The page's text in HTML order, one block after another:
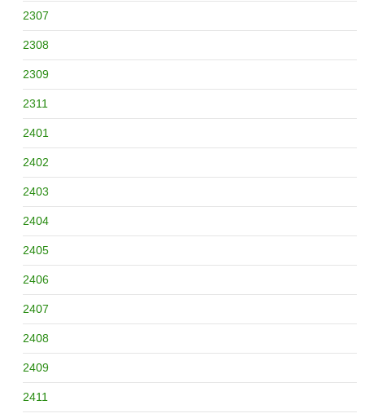
2307
2308
2309
2311
2401
2402
2403
2404
2405
2406
2407
2408
2409
2411